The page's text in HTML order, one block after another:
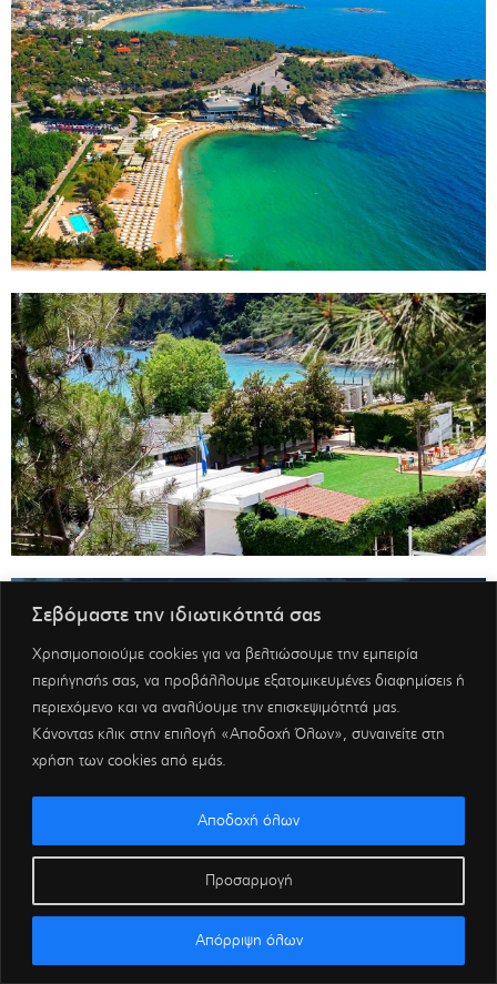
Σεβόμαστε την ιδιωτικότητά σας
Χρησιμοποιούμε cookies για να βελτιώσουμε την εμπειρία
περιήγησής σας, να προβάλλουμε εξατομικευμένες διαφημίσεις ή
περιεχόμενο και να αναλύουμε την επισκεψιμότητά μας.
Κάνοντας κλικ στην επιλογή «Αποδοχή Όλων», συναινείτε στη
χρήση των cookies από εμάς.
Προσαρμογή
Απόρριψη όλων
Αποδοχή όλων